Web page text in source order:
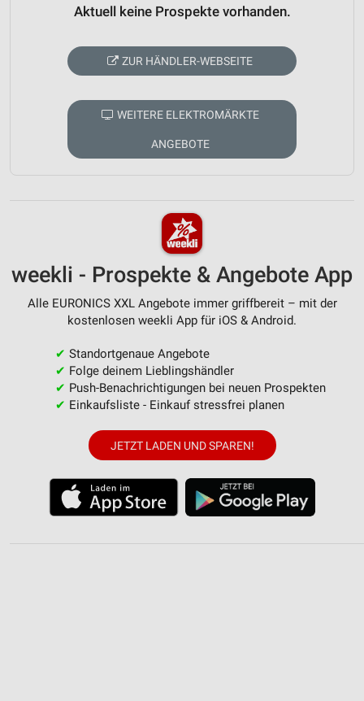
Aktuell keine Prospekte vorhanden.
ZUR HÄNDLER-WEBSEITE
WEITERE ELEKTROMÄRKTE
ANGEBOTE
weekli - Prospekte & Angebote App
Alle EURONICS XXL Angebote immer griffbereit – mit der
kostenlosen weekli App für iOS & Android.
✔ Standortgenaue Angebote
✔ Folge deinem Lieblingshändler
✔ Push-Benachrichtigungen bei neuen Prospekten
✔ Einkaufsliste - Einkauf stressfrei planen
JETZT LADEN UND SPAREN!